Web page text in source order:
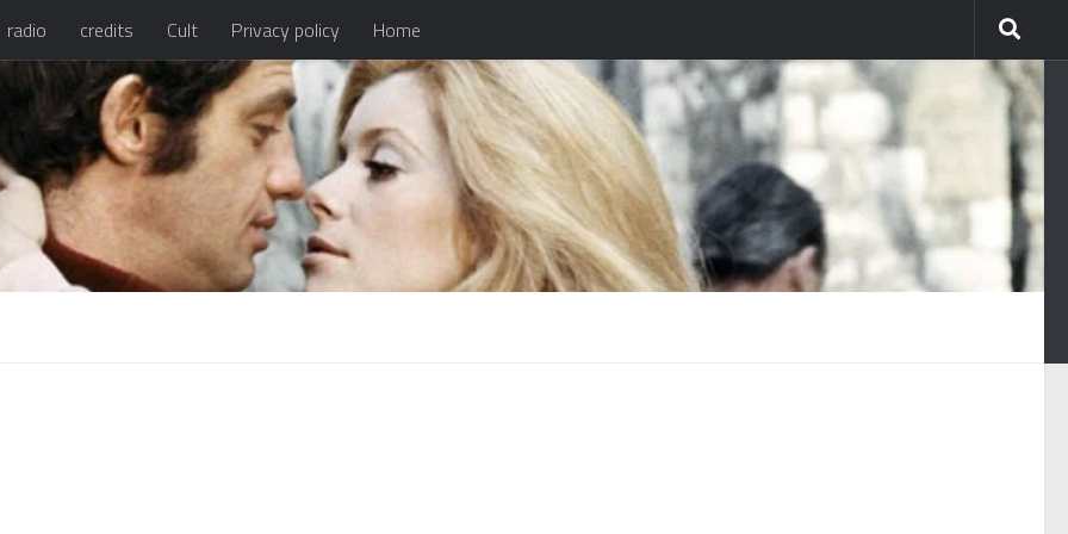
radio credits Cult Privacy policy Home